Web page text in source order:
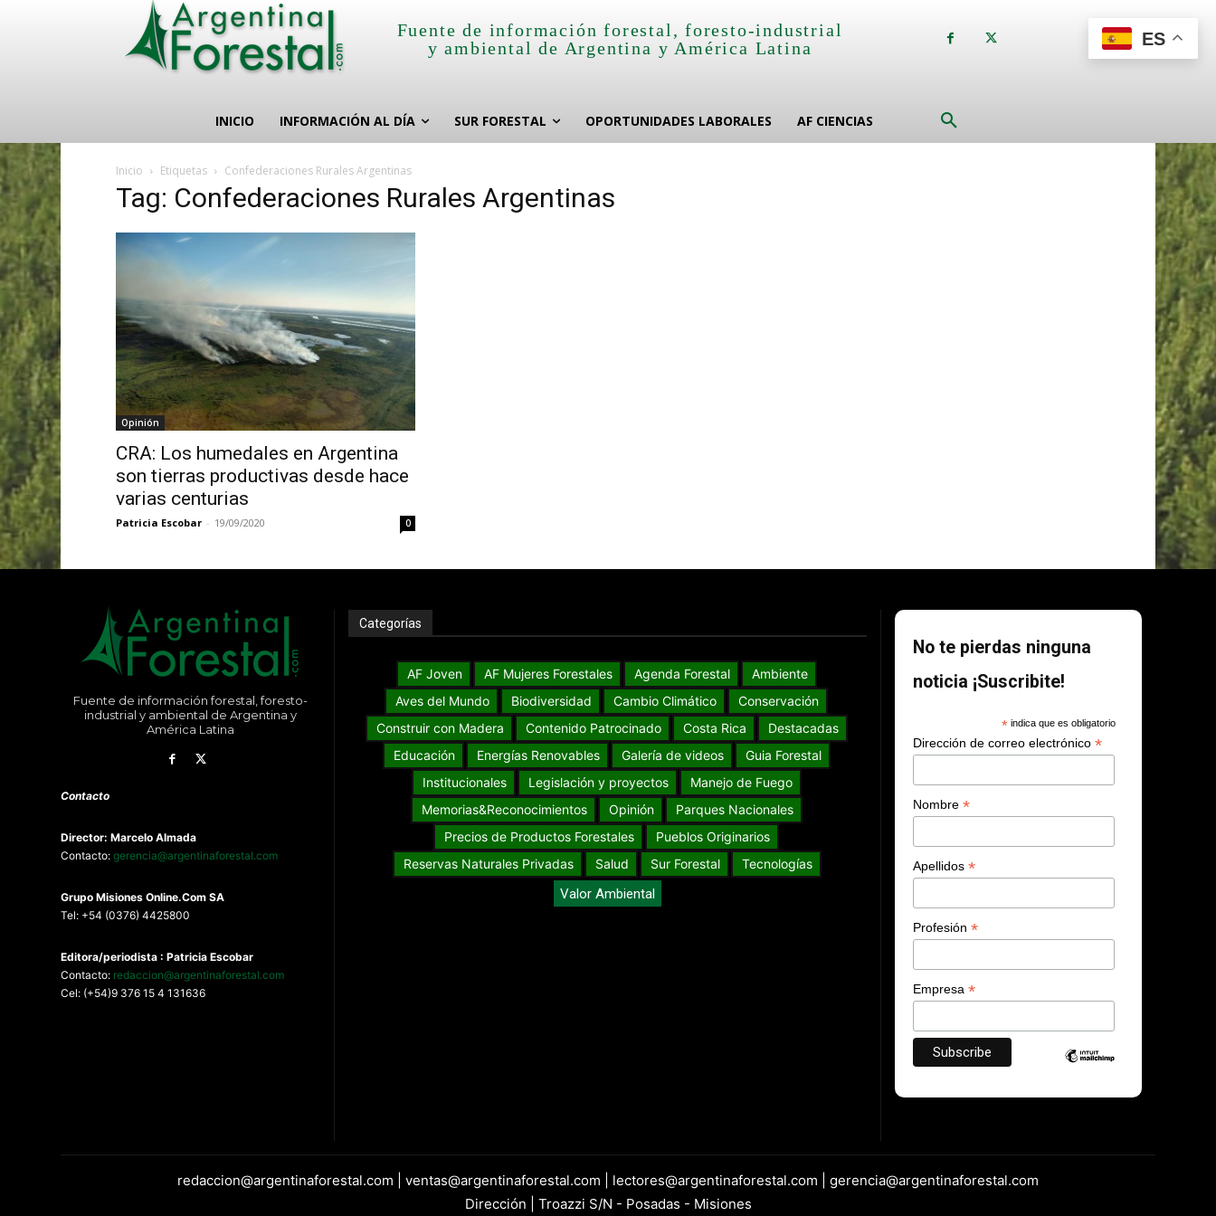
Fuente de información forestal, foresto-industrial
y ambiental de Argentina y América Latina
INICIO INFORMACIÓN AL DÍA SUR FORESTAL OPORTUNIDADES LABORALES AF CIENCIAS
Inicio Etiquetas Confederaciones Rurales Argentinas
Tag: Confederaciones Rurales Argentinas
Opinión
CRA: Los humedales en Argentina
son tierras productivas desde hace
varias centurias
Patricia Escobar - 19/09/2020 0
Fuente de información forestal, foresto-
industrial y ambiental de Argentina y
América Latina
Contacto
Director: Marcelo Almada
Contacto: gerencia@argentinaforestal.com
Grupo MisionesOnline.Com SA
Tel: +54 (0376) 4425800
Editora/periodista : Patricia Escobar
Contacto: redaccion@argentinaforestal.com
Cel: (+54)9 376 15 4 131636
Categorías
AF Joven AF Mujeres Forestales Agenda Forestal
Ambiente
Aves del Mundo
Biodiversidad Cambio Climático
Conservación
Construir con Madera
Contenido Patrocinado Costa Rica
Destacadas
Educación
Energías Renovables Galería de videos
Guia Forestal
Institucionales
Legislación y proyectos
Manejo de Fuego
Memorias&Reconocimientos
Opinión
Parques Nacionales
Precios de Productos Forestales
Pueblos Originarios
Reservas Naturales Privadas
Salud Sur Forestal Tecnologías
Valor Ambiental
No te pierdas ninguna
noticia ¡Suscribite!
*indica que es obligatorio
Dirección de correo electrónico*
Nombre*
Apellidos*
Profesión*
Empresa*
redaccion@argentinaforestal.com | ventas@argentinaforestal.com | lectores@argentinaforestal.com | gerencia@argentinaforestal.com
Dirección | Troazzi S/N - Posadas - Misiones
ES